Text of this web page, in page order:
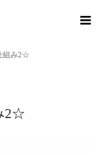
組み2☆
2☆